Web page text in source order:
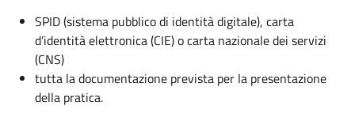
SPID (sistema pubblico di identità digitale), carta
d’identità elettronica (CIE) o carta nazionale dei servizi
(CNS)
tutta la documentazione prevista per la presentazione
della pratica.